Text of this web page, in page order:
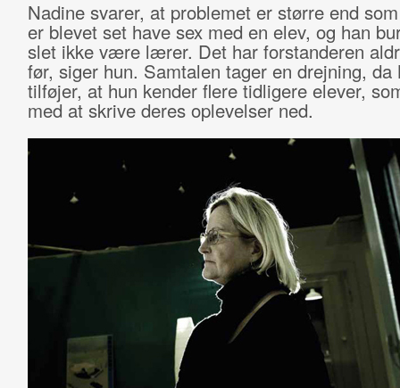
Nadine svarer, at problemet er større end
er blevet set have sex med en elev, og han
slet ikke være lærer. Det har forstanderen
før, siger hun. Samtalen tager en drejning, da
tilføjer, at hun kender flere tidligere elever,
med at skrive deres oplevelser ned.